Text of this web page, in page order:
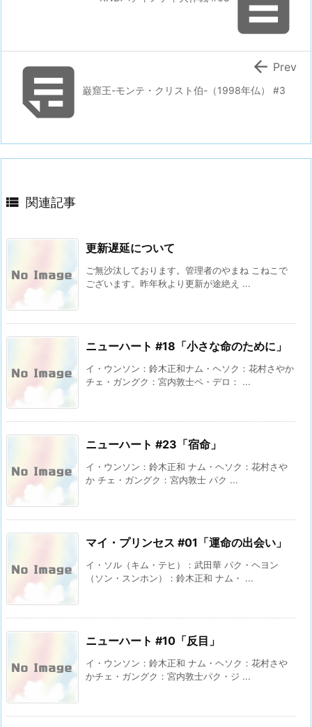
巌窟王-モンテ・クリスト伯-（1998年仏） #3
 Prev
 関連記事
更新遅延について
ご無沙汰しております。管理者のやまね こねこで
ございます。昨年秋より更新が途絶え ...
ニューハート #18「小さな命のために」
イ・ウンソン：鈴木正和ナム・ヘソク：花村さやか
チェ・ガングク：宮内敦士ペ・デロ： ...
ニューハート #23「宿命」
イ・ウンソン：鈴木正和 ナム・ヘソク：花村さや
か チェ・ガングク：宮内敦士 パク ...
マイ・プリンセス #01「運命の出会い」
イ・ソル（キム・テヒ）：武田華 パク・ヘヨン
（ソン・スンホン）：鈴木正和 ナム・ ...
ニューハート #10「反目」
イ・ウンソン：鈴木正和 ナム・ヘソク：花村さや
かチェ・ガングク：宮内敦士パク・ジ ...